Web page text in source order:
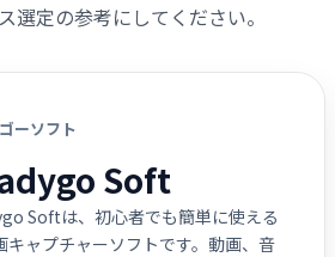
選定の参考にしてください。
ーソフト
Soft
Softは、初心者でも簡単に使える
キャプチャーソフトです。動画、音